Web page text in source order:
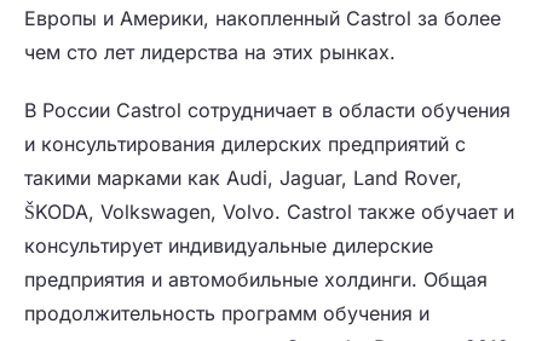
Европы и Америки, накопленный Castrol за более
чем сто лет лидерства на этих рынках.
В России Castrol сотрудничает в области обучения
и консультирования дилерских предприятий с
такими марками как Audi, Jaguar, Land Rover,
ŠKODA, Volkswagen, Volvo. Castrol также обучает и
консультирует индивидуальные дилерские
предприятия и автомобильные холдинги. Общая
продолжительность программ обучения и